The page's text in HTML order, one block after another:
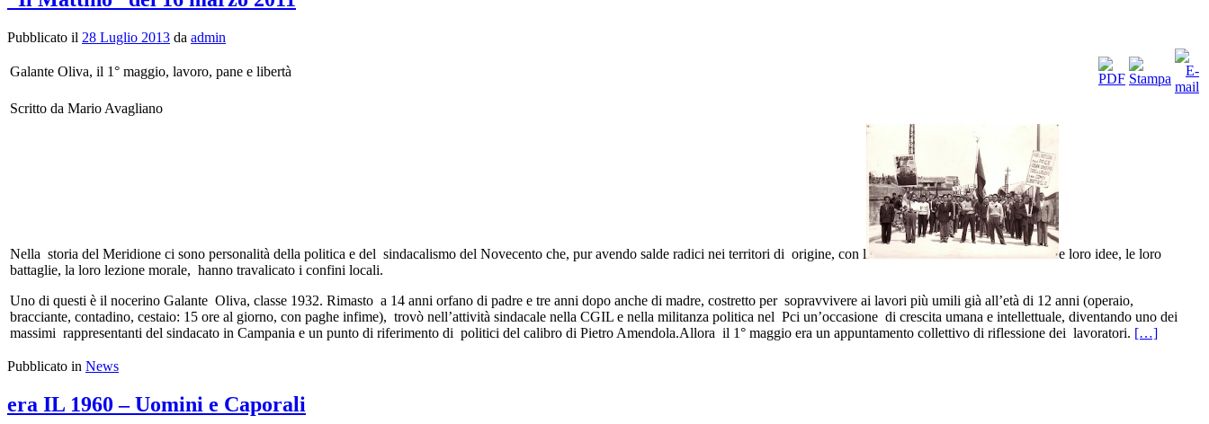
Pubblicato il 28 Luglio 2013 da admin
Galante Oliva, il 1° maggio, lavoro, pane e libertà
Scritto da Mario Avagliano
Nella storia del Meridione ci sono personalità della politica e del sindacalismo del Novecento che, pur avendo salde radici nei territori di origine, con l
e loro idee, le loro
battaglie, la loro lezione morale, hanno travalicato i confini locali.
Uno di questi è il nocerino Galante Oliva, classe 1932. Rimasto a 14 anni orfano di padre e tre anni dopo anche di madre, costretto per sopravvivere ai lavori più umili già all’età di 12 anni (operaio,
bracciante, contadino, cestaio: 15 ore al giorno, con paghe infime), trovò nell’attività sindacale nella CGIL e nella militanza politica nel Pci un’occasione di crescita umana e intellettuale, diventando uno dei
massimi rappresentanti del sindacato in Campania e un punto di riferimento di politici del calibro di Pietro Amendola.Allora il 1° maggio era un appuntamento collettivo di riflessione dei lavoratori. […]
Pubblicato in News
era IL 1960 – Uomini e Caporali